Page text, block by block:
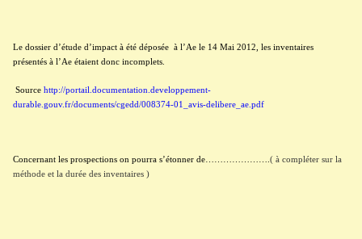
Le dossier d’étude d’impact à été déposée à l’Ae le 14 Mai 2012, les inventaires
présentés à l’Ae étaient donc incomplets.
Sourcehttp://portail.documentation.developpement-
durable.gouv.fr/documents/cgedd/008374-01_avis-delibere_ae.pdf
Concernant les prospections on pourra s’étonner de………………….( à compléter sur la
méthode et la durée des inventaires )